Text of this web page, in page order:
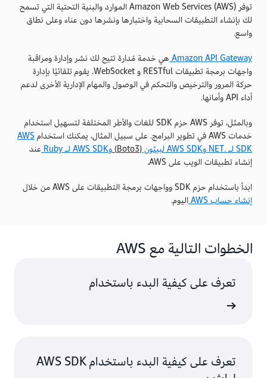
توفر Amazon Web Services (AWS) الموارد والبنية التحتية التي تسمح
لك بإنشاء التطبيقات السحابية واختبارها ونشرها دون عناء وعلى نطاق
واسع.
Amazon API Gateway هي خدمة مُدارة تتيح لك نشر وإدارة ومراقبة
واجهات برمجة تطبيقات RESTful و WebSocket. يقوم تلقائيًا بإدارة
حركة المرور والترخيص والتحكم في الوصول والمهام الإدارية الأخرى لدعم
أداء API وأمانها.
وبالمثل، توفر AWS حزم SDK للغات والأطر المختلفة لتسهيل استخدام
خدمات AWS في تطوير البرامج. على سبيل المثال، يمكنك استخدام
AWS
SDK لـ .NET
وAWS SDK لبيثون (Boto3) وAWS SDK لـ Ruby
عند
إنشاء تطبيقات الويب على AWS.
ابدأ باستخدام حزم SDK وواجهات برمجة التطبيقات على AWS من خلال
إنشاء حساب AWS
اليوم.
الخطوات التالية مع AWS
تعرف على كيفية البدء باستخدام
تعرف على كيفية البدء باستخدام AWS SDK